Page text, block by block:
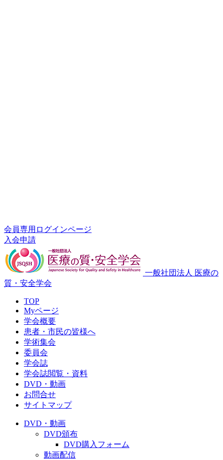
会員専用ログインページ
入会申請
一般社団法人 医療の
質・安全学会
TOP
Myページ
学会概要
患者・市民の皆様へ
学術集会
委員会
学会誌
学会誌閲覧・資料
DVD・動画
お問合せ
サイトマップ
DVD・動画
DVD頒布
DVD購入フォーム
動画配信